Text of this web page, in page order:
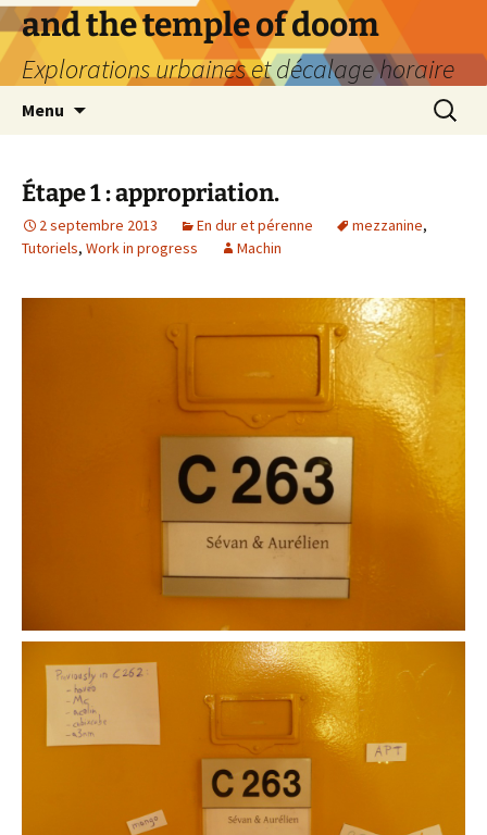
Aller
au
contenu
and the temple of doom
Explorations urbaines et décalage horaire
Menu
Étape 1 : appropriation.
2 septembre 2013 En dur et pérenne mezzanine,
Tutoriels, Work in progress Machin